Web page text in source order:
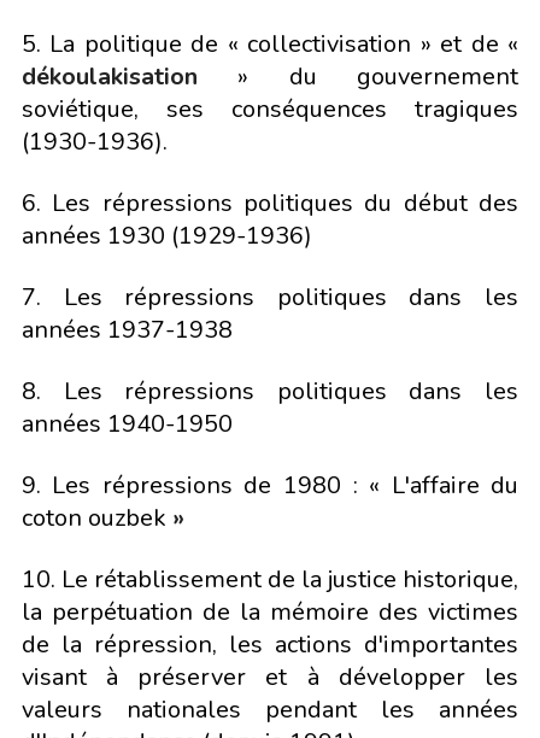
5. La politique de « collectivisation » et de «
dékoulakisation » du gouvernement
soviétique, ses conséquences tragiques
(1930-1936).
6. Les répressions politiques du début des
années 1930 (1929-1936)
7. Les répressions politiques dans les
années 1937-1938
8. Les répressions politiques dans les
années 1940-1950
9. Les répressions de 1980 : « L'affaire du
coton ouzbek »
10. Le rétablissement de la justice historique,
la perpétuation de la mémoire des victimes
de la répression, les actions d'importantes
visant à préserver et à développer les
valeurs nationales pendant les années